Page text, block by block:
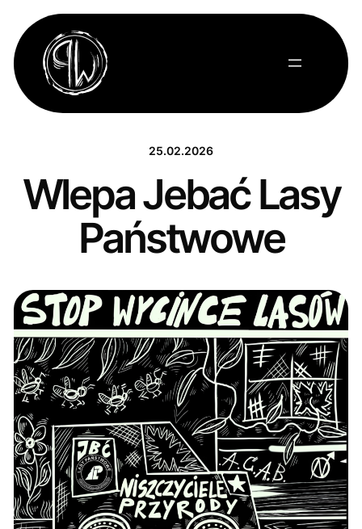
treści
25.02.2026
Wlepa Jebać Lasy
Państwowe